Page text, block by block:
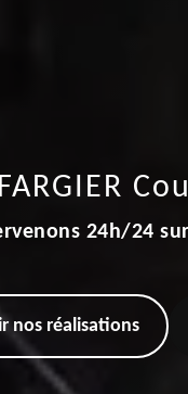
FARGIER
24h/24
nos réalisations